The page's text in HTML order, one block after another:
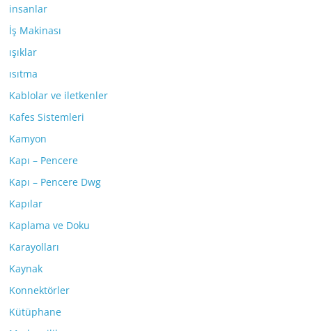
insanlar
İş Makinası
ışıklar
ısıtma
Kablolar ve iletkenler
Kafes Sistemleri
Kamyon
Kapı – Pencere
Kapı – Pencere Dwg
Kapılar
Kaplama ve Doku
Karayolları
Kaynak
Konnektörler
Kütüphane